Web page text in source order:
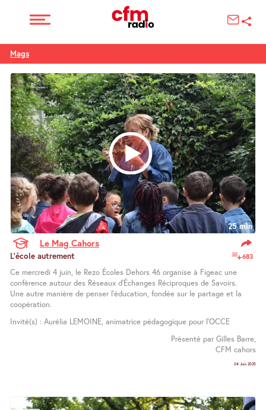
Mags
25 min
Le Mag Cahors
683
L’école autrement
Ce mercredi 4 juin, le Rezo Écoles Dehors 46 organise à Figeac une
conférence autour des Réseaux d’Échanges Réciproques de Savoirs.
Une autre manière de penser l’éducation, fondée sur le partage et la
coopération.
Invité(s) : Aurélia LEMOINE, animatrice pédagogique pour l’OCCE
Présenté par Gilles Barre,
CFM cahors
04 Juin 2025